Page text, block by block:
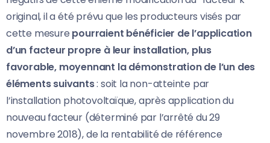
original, il a été prévu que les producteurs visés par
cette mesure pourraient bénéficier de l’application
d’un facteur propre à leur installation, plus
favorable, moyennant la démonstration de l’un des
éléments suivants: soit la non-atteinte par
l’installation photovoltaïque, après application du
nouveau facteur (déterminé par l’arrêté du 29
novembre 2018), de la rentabilité de référence